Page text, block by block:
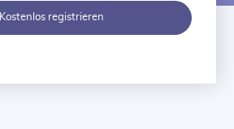
Kostenlos registrieren